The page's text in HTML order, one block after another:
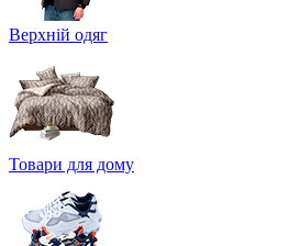
Верхній одяг
Товари для дому